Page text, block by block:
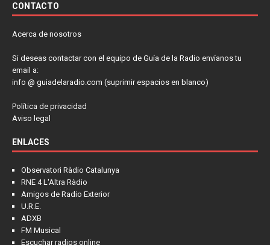
CONTACTO
Acerca de nosotros
Si deseas contactar con el equipo de Guía de la Radio envíanos tu
email a:
info @ guiadelaradio.com (suprimir espacios en blanco)
Política de privacidad
Aviso legal
ENLACES
Observatori Ràdio Catalunya
RNE 4 L'Altra Ràdio
Amigos de Radio Exterior
U.R.E.
ADXB
FM Musical
Escuchar radios online